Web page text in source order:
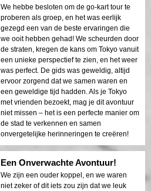
We hebbe besloten om de go-kart tour te
proberen als groep, en het was eerlijk
gezegd een van de beste ervaringen die
we ooit hebben gehad! We scheurden door
de straten, kregen de kans om Tokyo vanuit
een unieke perspectief te zien, en het weer
was perfect. De gids was geweldig, altijd
ervoor zorgend dat we samen waren en
een geweldige tijd hadden. Als je Tokyo
met vrienden bezoekt, mag je dit avontuur
niet missen – het is een perfecte manier om
de stad te verkennen en samen
onvergetelijke herinneringen te creëren!
Een Onverwachte Avontuur!
We zijn een ouder koppel, en we waren
niet zeker of dit iets zou zijn dat we leuk